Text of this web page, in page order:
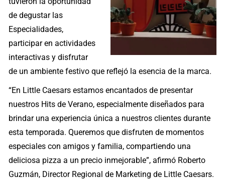
de degustar las
Especialidades,
participar en actividades
interactivas y disfrutar
de un ambiente festivo que reflejó la esencia de la marca.
“En Little Caesars estamos encantados de presentar
nuestros Hits de Verano, especialmente diseñados para
brindar una experiencia única a nuestros clientes durante
esta temporada. Queremos que disfruten de momentos
especiales con amigos y familia, compartiendo una
deliciosa pizza a un precio inmejorable”, afirmó Roberto
Guzmán, Director Regional de Marketing de Little Caesars.